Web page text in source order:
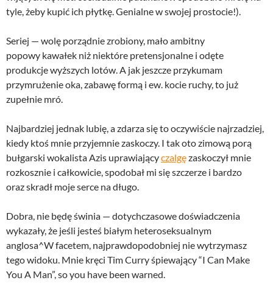
tyle, żeby kupić ich płytkę. Genialne w swojej prostocie!).
Seriej — wolę porządnie zrobiony, mało ambitny
popowy kawałek niż niektóre pretensjonalne i odęte
produkcje wyższych lotów. A jak jeszcze przykumam
przymrużenie oka, zabawę formą i ew. kocie ruchy, to już
zupełnie mró.
Najbardziej jednak lubię, a zdarza się to oczywiście najrzadziej,
kiedy ktoś mnie przyjemnie zaskoczy. I tak oto zimową porą
bułgarski wokalista Azis uprawiającyczalgęzaskoczył mnie
rozkosznie i całkowicie, spodobał mi się szczerze i bardzo
oraz skradł moje serce na długo.
Dobra, nie będę świnia — dotychczasowe doświadczenia
wykazały, że jeśli jesteś białym heteroseksualnym
anglosa^W facetem, najprawdopodobniej nie wytrzymasz
tego widoku. Mnie kręci Tim Curry śpiewający “I Can Make
You A Man”, so you have been warned.